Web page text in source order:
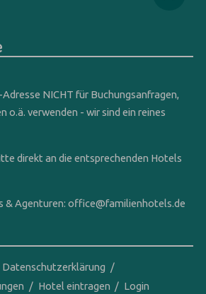
NICHT für Buchungsanfragen,
o.ä. verwenden - wir sind ein reines
direkt an die entsprechenden Hotels
& Agenturen:office@familienhotels.de
Datenschutzerklärung
Hotel eintragen
Login